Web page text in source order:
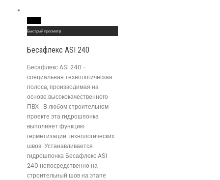
Быстрый просмотр
Бесафлекс ASI 240
Бесафлекс ASI 240 -
специальная технологическая
полоса, производимая на
основе высококачественного
ПВХ . В любом строительном
проекте эта гидрошпонка
выполняет функцию
герметизации технологических
швов. Устанавливается
гидрошпонка Бесафлекс ASI
240 непосредственно на
строительный шов на этапе